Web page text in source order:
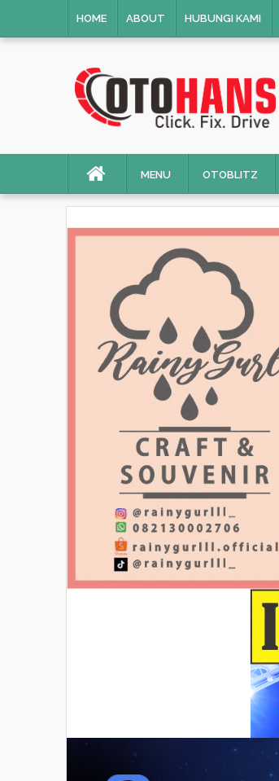
HOME ABOUT HUBUNGI KAMI
MENU OTOBLITZ